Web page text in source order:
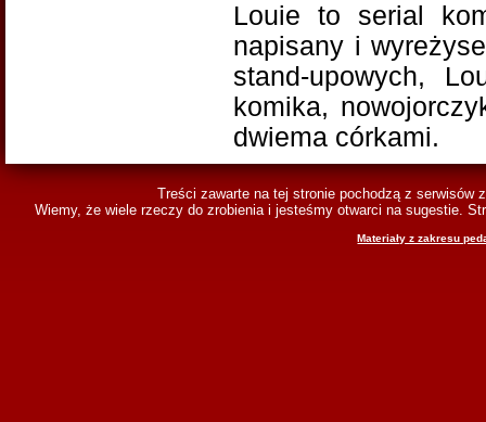
Louie to serial
napisany i
stand-upowych,
komika,
dwiema córkami.
Treści zawarte na tej stronie pochodzą z
Wiemy, że wiele rzeczy do zrobienia i jesteśmy otwarci na sugestie.
Materiały z zakresu